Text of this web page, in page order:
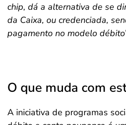
chip, dá a alternativa de se
da Caixa, ou credenciada,
pagamento no modelo
O que muda com
A iniciativa de programas